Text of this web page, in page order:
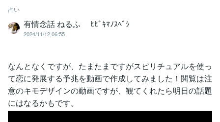
占い
有情念話 ねるふ ﾋﾋﾞｷﾏﾉｽﾍﾞｼ
2024/11/12 06:55
なんとなくですが、たまたまですがスピリチュアルを使っ
て恋に発展する予兆を動画で作成してみました！閲覧は注
意のキモデザインの動画ですが、観てくれたら明日の話題
にはなるかもです。